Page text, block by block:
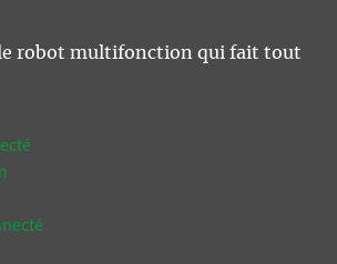
robot multifonction qui fait tout